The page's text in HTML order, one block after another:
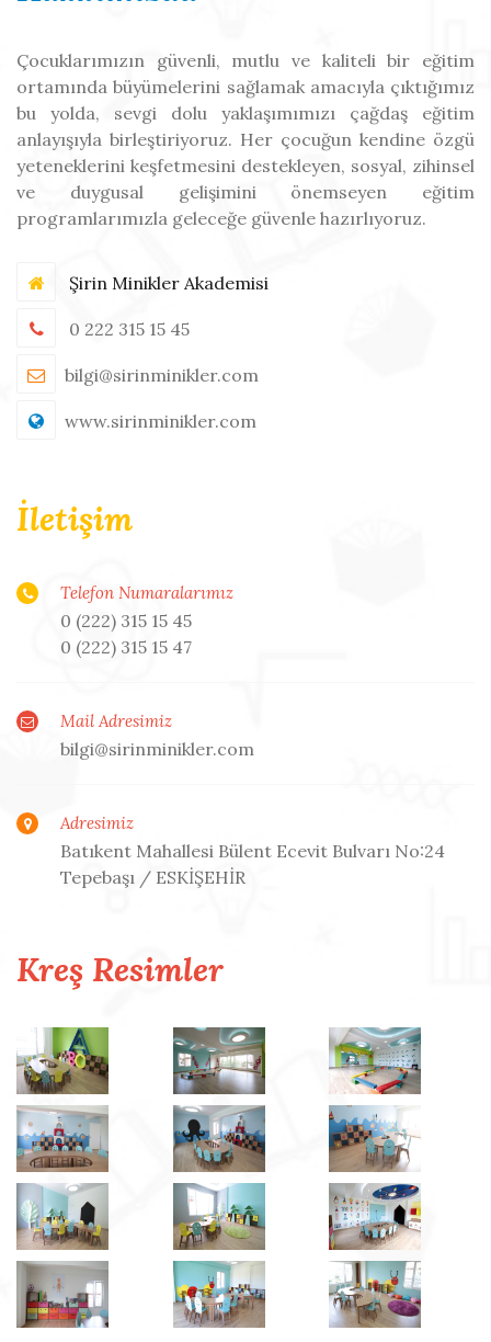
Çocuklarımızın güvenli, mutlu ve kaliteli bir eğitim
ortamında büyümelerini sağlamak amacıyla çıktığımız
bu yolda, sevgi dolu yaklaşımımızı çağdaş eğitim
anlayışıyla birleştiriyoruz. Her çocuğun kendine özgü
yeteneklerini keşfetmesini destekleyen, sosyal, zihinsel
ve duygusal gelişimini önemseyen eğitim
programlarımızla geleceğe güvenle hazırlıyoruz.
Şirin Minikler Akademisi
0 222 315 15 45
bilgi@sirinminikler.com
www.sirinminikler.com
İletişim
Telefon Numaralarımız
0 (222) 315 15 45
0 (222) 315 15 47
Mail Adresimiz
bilgi@sirinminikler.com
Adresimiz
Batıkent Mahallesi Bülent Ecevit Bulvarı No:24
Tepebaşı / ESKİŞEHİR
Kreş Resimler